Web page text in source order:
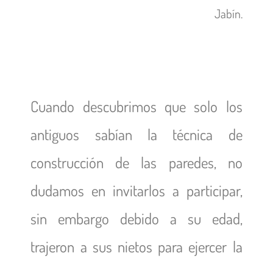
Jabín.
Cuando descubrimos que solo los
antiguos sabían la técnica de
construcción de las paredes, no
dudamos en invitarlos a participar,
sin embargo debido a su edad,
trajeron a sus nietos para ejercer la